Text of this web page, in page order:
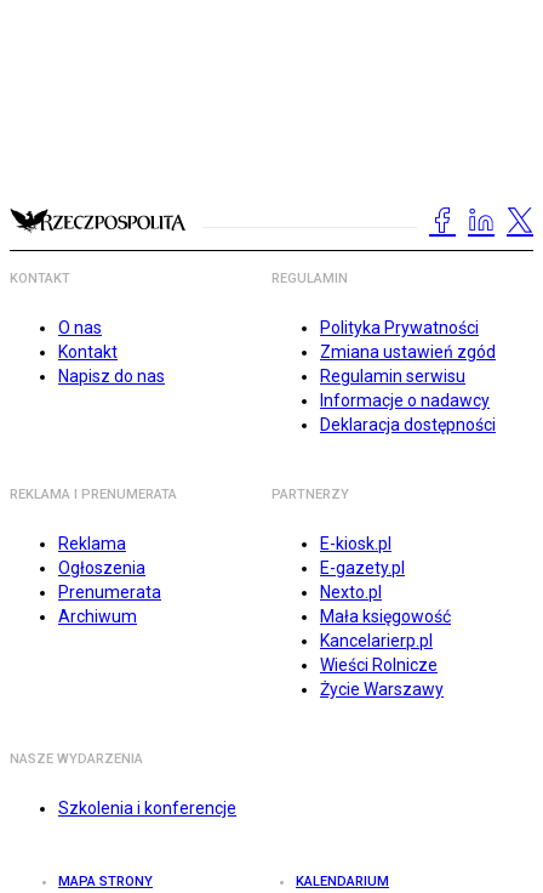
KONTAKT
O nas
Kontakt
Napisz do nas
REGULAMIN
Polityka Prywatności
Zmiana ustawień zgód
Regulamin serwisu
Informacje o nadawcy
Deklaracja dostępności
REKLAMA I PRENUMERATA
Reklama
Ogłoszenia
Prenumerata
Archiwum
PARTNERZY
E-kiosk.pl
E-gazety.pl
Nexto.pl
Mała księgowość
Kancelarierp.pl
Wieści Rolnicze
Życie Warszawy
NASZE WYDARZENIA
Szkolenia i konferencje
MAPA STRONY KALENDARIUM